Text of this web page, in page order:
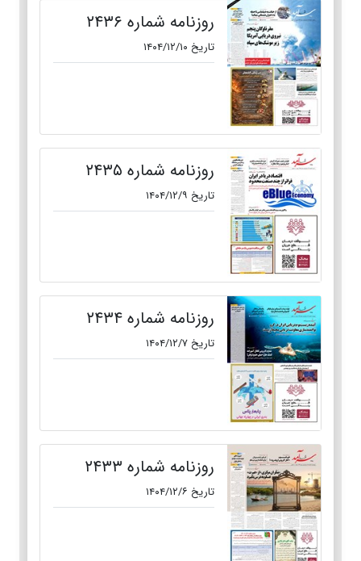
روزنامه شماره ۲۴۳۶
تاریخ ۱۴۰۴/۱۲/۱۰
روزنامه شماره ۲۴۳۵
تاریخ ۱۴۰۴/۱۲/۹
روزنامه شماره ۲۴۳۴
تاریخ ۱۴۰۴/۱۲/۷
روزنامه شماره ۲۴۳۳
تاریخ ۱۴۰۴/۱۲/۶